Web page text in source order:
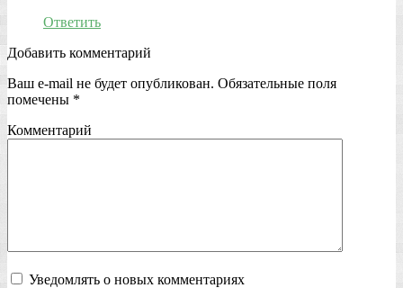
Ответить
Добавить комментарий
Ваш e-mail не будет опубликован. Обязательные поля
помечены *
Комментарий
Уведомлять о новых комментариях